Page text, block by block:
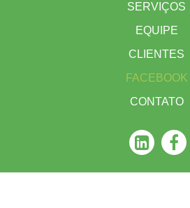
SERVIÇOS
EQUIPE
CLIENTES
FACEBOOK
CONTATO